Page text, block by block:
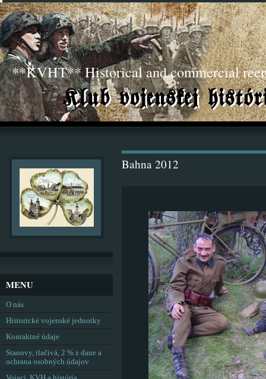
**KVHT** Historical and commercial
Bahna 2012
MENU
O nás
Historické vojenské jednotky
Kontaktné údaje
Stanovy, tlačivá, 2 % z dane a
ochrana osobných údajov